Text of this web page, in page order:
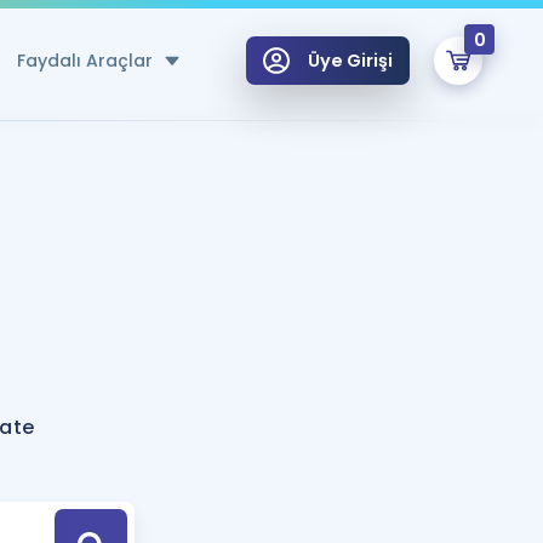
Faydalı Araçlar
Hesaplama Aracı
için Öneriler
Tek Takvimde
Üye Girişi
0
Hoca ile seni sınava hazırlayacak onlarca eğitim seni bekliyor!